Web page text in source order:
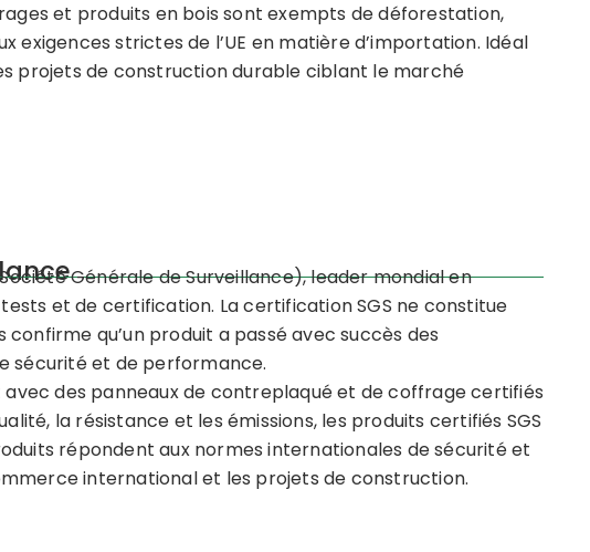
et produits en bois sont exempts de déforestation,
exigences strictes de l’UE en matière d’importation. Idéal
projets de construction durable ciblant le marché
Générale de Surveillance), leader mondial en
et de certification. La certification SGS ne constitue
qu’un produit a passé avec succès des
sécurité et de performance.
des panneaux de contreplaqué et de coffrage certifiés
la résistance et les émissions, les produits certifiés SGS
répondent aux normes internationales de sécurité et
international et les projets de construction.